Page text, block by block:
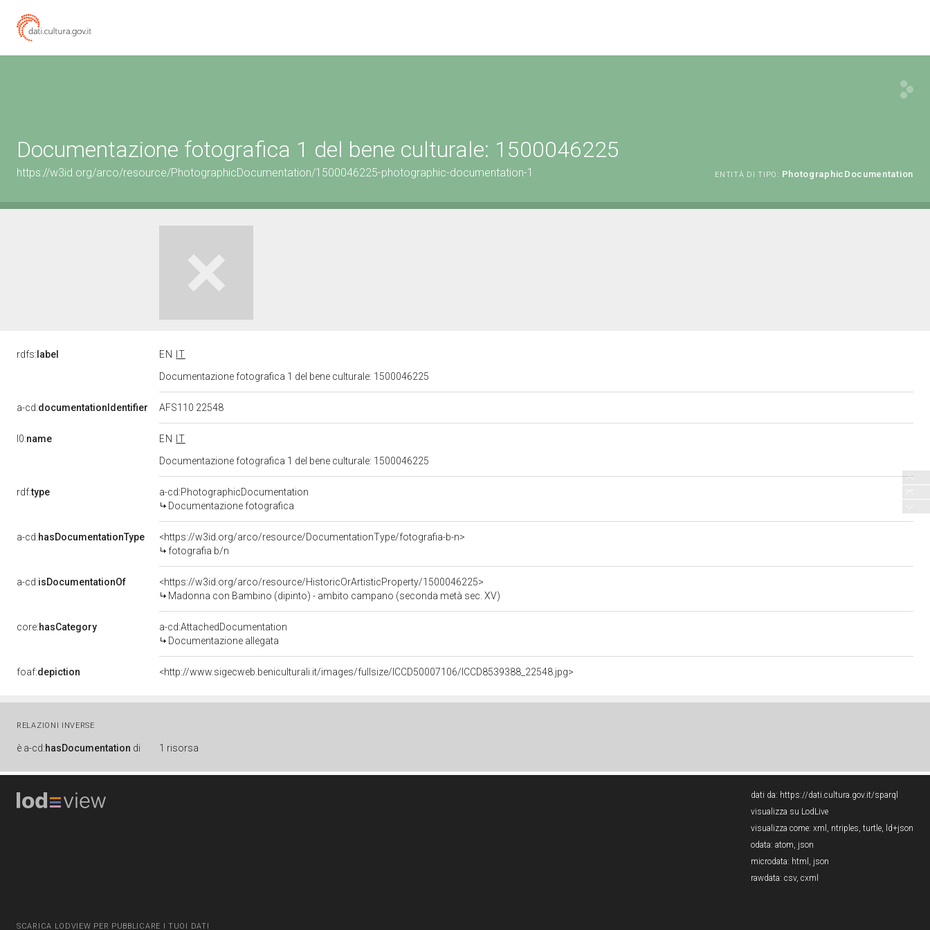
Documentazione fotografica 1 del bene culturale: 1500046225
https://w3id.org/arco/resource/PhotographicDocumentation/1500046225-photographic-documentation-1 ENTITÀ DI TIPO: PhotographicDocumentation
rdfs: label EN
IT
Documentazione fotografica 1 del bene culturale: 1500046225
a-cd:documentationIdentifier AFS110 22548
l0:name EN
IT
Documentazione fotografica 1 del bene culturale: 1500046225
rdf:type
a-cd:PhotographicDocumentation
Documentazione fotografica
a-cd:hasDocumentationType
<https://w3id.org/arco/resource/DocumentationType/fotografia-b-n>
fotografia b/n
a-cd:isDocumentationOf
<https://w3id.org/arco/resource/HistoricOrArtisticProperty/1500046225>
Madonna con Bambino (dipinto) - ambito campano (seconda metà sec. XV)
core:hasCategory
a-cd:AttachedDocumentation
Documentazione allegata
foaf:depiction <http://www.sigecweb.beniculturali.it/images/fullsize/ICCD50007106/ICCD8539388_22548.jpg>
RELAZIONI INVERSE
è a-cd:hasDocumentation di 1 risorsa
SCARICA LODVIEW PER PUBBLICARE I TUOI DATI
dati da: https://dati.cultura.gov.it/sparql
visualizza su LodLive
visualizza come: xml , ntriples, turtle, ld+json
odata: atom, json
microdata: html , json
rawdata: csv, cxml